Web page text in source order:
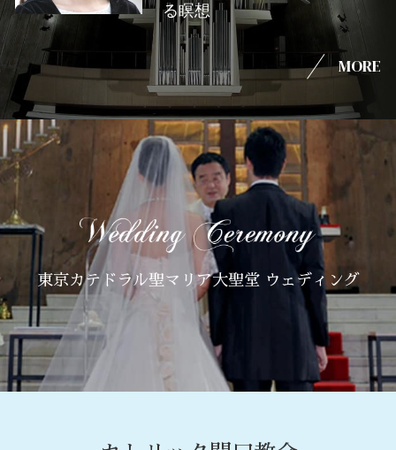
る瞑想
MORE
東京カテドラル聖マリア大聖堂 ウェディング